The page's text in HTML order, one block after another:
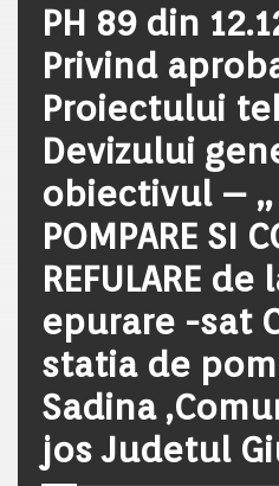
PH 89 din
Privind
Proiectului
Devizului
obiectivul – ,,
POMPARE SI
REFULARE
epurare -sat
statia de
Sadina
jos Judetul